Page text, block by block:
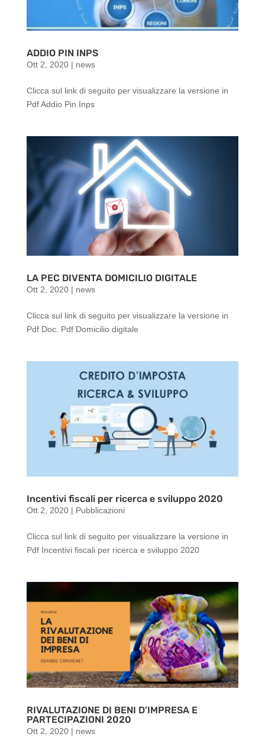
ADDIO PIN INPS
Ott 2, 2020| news
Clicca sul link di seguito per visualizzare la versione in
Pdf Addio Pin Inps
LA PEC DIVENTA DOMICILIO DIGITALE
Ott 2, 2020| news
Clicca sul link di seguito per visualizzare la versione in
Pdf Doc. Pdf Domicilio digitale
Incentivi fiscali per ricerca e sviluppo 2020
Ott 2, 2020| Pubblicazioni
Clicca sul link di seguito per visualizzare la versione in
Pdf Incentivi fiscali per ricerca e sviluppo 2020
RIVALUTAZIONE DI BENI D’IMPRESA E
PARTECIPAZIONI 2020
Ott 2, 2020| news